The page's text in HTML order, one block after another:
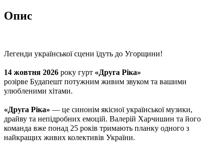
Опис
Легенди української сцени їдуть до Угорщини!
14 жовтня 2026 року гурт «Друга Ріка»
розірве Будапешт потужним живим звуком та вашими
улюбленими хітами.
«Друга Ріка» — це синонім якісної української музики,
драйву та непідробних емоцій. Валерій Харчишин та його
команда вже понад 25 років тримають планку одного з
найкращих живих колективів України.